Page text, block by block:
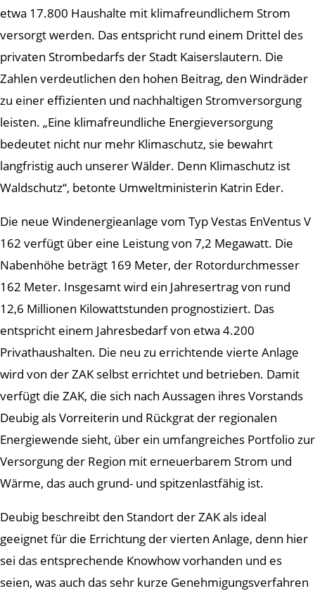
etwa 17.800 Haushalte mit klimafreundlichem Strom
versorgt werden. Das entspricht rund einem Drittel des
privaten Strombedarfs der Stadt Kaiserslautern. Die
Zahlen verdeutlichen den hohen Beitrag, den Windräder
zu einer effizienten und nachhaltigen Stromversorgung
leisten. „Eine klimafreundliche Energieversorgung
bedeutet nicht nur mehr Klimaschutz, sie bewahrt
langfristig auch unserer Wälder. Denn Klimaschutz ist
Waldschutz“, betonte Umweltministerin Katrin Eder.
Die neue Windenergieanlage vom Typ Vestas EnVentus V
162 verfügt über eine Leistung von 7,2 Megawatt. Die
Nabenhöhe beträgt 169 Meter, der Rotordurchmesser
162 Meter. Insgesamt wird ein Jahresertrag von rund
12,6 Millionen Kilowattstunden prognostiziert. Das
entspricht einem Jahresbedarf von etwa 4.200
Privathaushalten. Die neu zu errichtende vierte Anlage
wird von der ZAK selbst errichtet und betrieben. Damit
verfügt die ZAK, die sich nach Aussagen ihres Vorstands
Deubig als Vorreiterin und Rückgrat der regionalen
Energiewende sieht, über ein umfangreiches Portfolio zur
Versorgung der Region mit erneuerbarem Strom und
Wärme, das auch grund- und spitzenlastfähig ist.
Deubig beschreibt den Standort der ZAK als ideal
geeignet für die Errichtung der vierten Anlage, denn hier
sei das entsprechende Knowhow vorhanden und es
seien, was auch das sehr kurze Genehmigungsverfahren